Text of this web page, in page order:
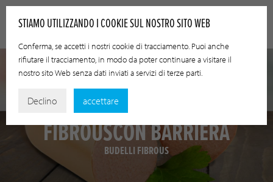
FIBROUSCON BARRIERA
BUDELLI FIBROUS
STIAMO UTILIZZANDO I COOKIE SUL NOSTRO SITO WEB
Conferma, se accetti i nostri cookie di tracciamento. Puoi anche
rifiutare il tracciamento, in modo da poter continuare a visitare il
nostro sito Web senza dati inviati a servizi di terze parti.
Declino accettare